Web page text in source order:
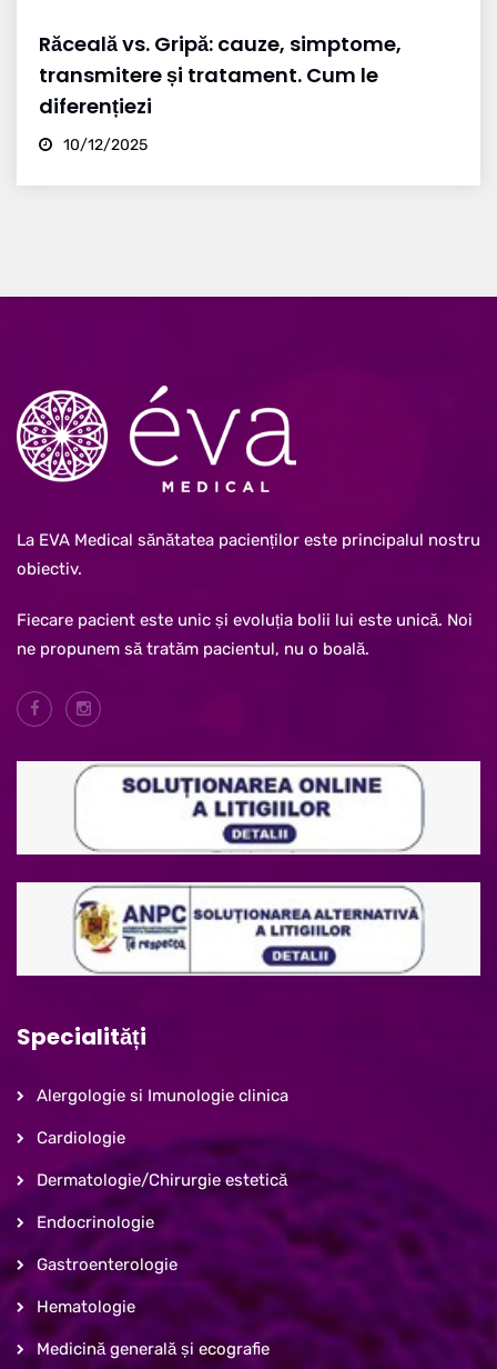
Răceală vs. Gripă: cauze, simptome,
transmitere și tratament. Cum le
diferențiezi
10/12/2025
La EVA Medical sănătatea pacienților este principalul nostru
obiectiv.
Fiecare pacient este unic și evoluția bolii lui este unică. Noi
ne propunem să tratăm pacientul, nu o boală.
Specialități
Alergologie si Imunologie clinica
Cardiologie
Dermatologie/Chirurgie estetică
Endocrinologie
Gastroenterologie
Hematologie
Medicină generală și ecografie